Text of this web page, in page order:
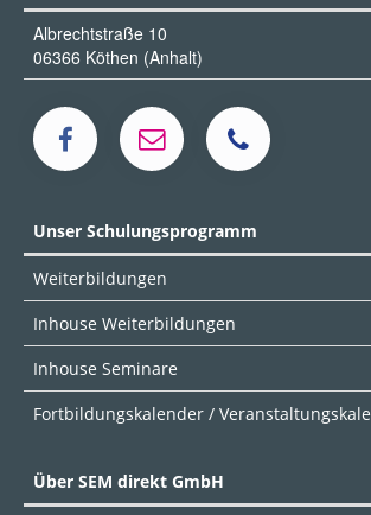
Albrechtstraße 10
06366 Köthen (Anhalt)
Unser Schulungsprogramm
Weiterbildungen
Inhouse Weiterbildungen
Inhouse Seminare
Fortbildungskalender /
Über SEM direkt GmbH